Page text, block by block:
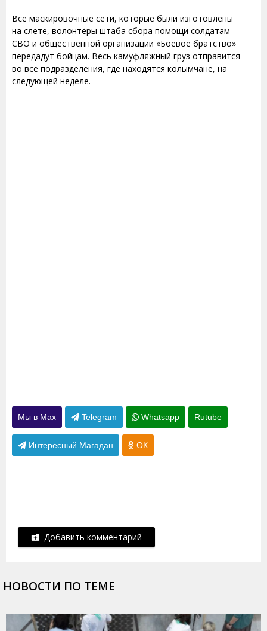
Все маскировочные сети, которые были изготовлены
на слете, волонтёры штаба сбора помощи солдатам
СВО и общественной организации «Боевое братство»
передадут бойцам. Весь камуфляжный груз отправится
во все подразделения, где находятся колымчане, на
следующей неделе.
Мы в Max Telegram Whatsapp Rutube
Интересный Магадан ОК
Добавить комментарий
НОВОСТИ ПО ТЕМЕ